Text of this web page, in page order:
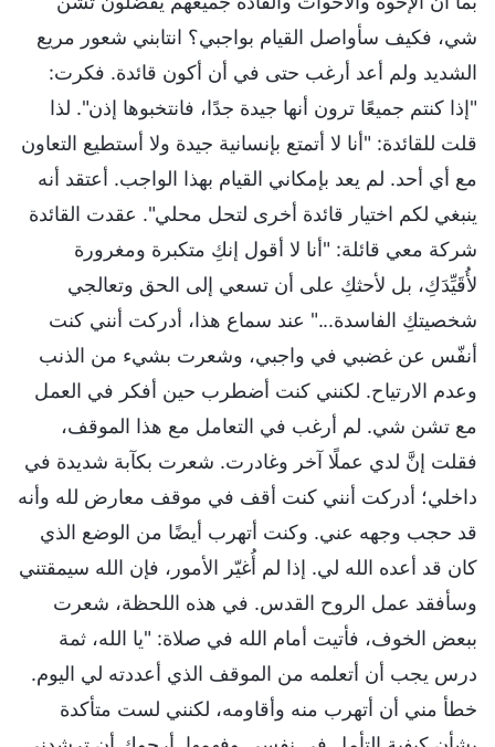
شي، فكيف سأواصل القيام بواجبي؟ انتابني شعور مريع
الشديد ولم أعد أرغب حتى في أن أكون قائدة. فكرت:
"إذا كنتم جميعًا ترون أنها جيدة جدًا، فانتخبوها إذن". لذا
قلت للقائدة: "أنا لا أتمتع بإنسانية جيدة ولا أستطيع التعاون
مع أي أحد. لم يعد بإمكاني القيام بهذا الواجب. أعتقد أنه
ينبغي لكم اختيار قائدة أخرى لتحل محلي". عقدت القائدة
شركة معي قائلة: "أنا لا أقول إنكِ متكبرة ومغرورة
لأُقَيِّدَكِ، بل لأحثكِ على أن تسعي إلى الحق وتعالجي
شخصيتكِ الفاسدة..." عند سماع هذا، أدركت أنني كنت
أنفّس عن غضبي في واجبي، وشعرت بشيء من الذنب
وعدم الارتياح. لكنني كنت أضطرب حين أفكر في العمل
مع تشن شي. لم أرغب في التعامل مع هذا الموقف،
فقلت إنَّ لدي عملًا آخر وغادرت. شعرت بكآبة شديدة في
داخلي؛ أدركت أنني كنت أقف في موقف معارض لله وأنه
قد حجب وجهه عني. وكنت أتهرب أيضًا من الوضع الذي
كان قد أعده الله لي. إذا لم أُغيّر الأمور، فإن الله سيمقتني
وسأفقد عمل الروح القدس. في هذه اللحظة، شعرت
ببعض الخوف، فأتيت أمام الله في صلاة: "يا الله، ثمة
درس يجب أن أتعلمه من الموقف الذي أعددته لي اليوم.
خطأ مني أن أتهرب منه وأقاومه، لكنني لست متأكدة